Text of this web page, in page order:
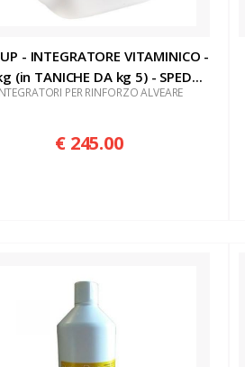
- INTEGRATORE VITAMINICO -
(in TANICHE DA kg 5) - SPED...
PER RINFORZO ALVEARE
€ 245.00